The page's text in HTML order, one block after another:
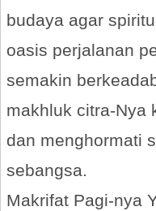
budaya agar
oasis perjalanan
semakin
makhluk citra-Nya
dan menghormati
sebangsa.
Makrifat Pagi-nya